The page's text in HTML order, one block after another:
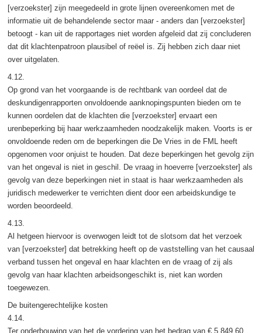
[verzoekster] zijn meegedeeld in grote lijnen overeenkomen met de
informatie uit de behandelende sector maar - anders dan [verzoekster]
betoogt - kan uit de rapportages niet worden afgeleid dat zij concluderen
dat dit klachtenpatroon plausibel of reëel is. Zij hebben zich daar niet
over uitgelaten.
4.12.
Op grond van het voorgaande is de rechtbank van oordeel dat de
deskundigenrapporten onvoldoende aanknopingspunten bieden om te
kunnen oordelen dat de klachten die [verzoekster] ervaart een
urenbeperking bij haar werkzaamheden noodzakelijk maken. Voorts is er
onvoldoende reden om de beperkingen die De Vries in de FML heeft
opgenomen voor onjuist te houden. Dat deze beperkingen het gevolg zijn
van het ongeval is niet in geschil. De vraag in hoeverre [verzoekster] als
gevolg van deze beperkingen niet in staat is haar werkzaamheden als
juridisch medewerker te verrichten dient door een arbeidskundige te
worden beoordeeld.
4.13.
Al hetgeen hiervoor is overwogen leidt tot de slotsom dat het verzoek
van [verzoekster] dat betrekking heeft op de vaststelling van het causaal
verband tussen het ongeval en haar klachten en de vraag of zij als
gevolg van haar klachten arbeidsongeschikt is, niet kan worden
toegewezen.
De buitengerechtelijke kosten
4.14.
Ter onderbouwing van het de vordering van het bedrag van € 5.849,60